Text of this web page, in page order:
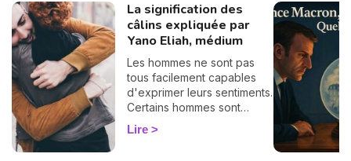
La signification des
câlins expliquée par
Yano Eliah, médium
Les hommes ne sont pas
tous facilement capables
d'exprimer leurs sentiments.
Certains hommes sont
habitués à contrôler leurs
sentiments, par conséquent
Lire